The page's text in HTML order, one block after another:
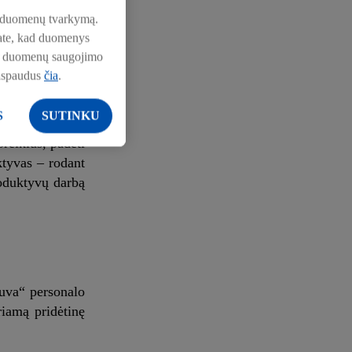
taškus.
Didelė
padėti
– rodant
darbą
personalo
pridėtinę
tvarkymą.
kad duomenys
saugojimo
čia.
SUTINKU